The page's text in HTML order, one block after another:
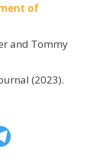
of
and Tommy
(2023).